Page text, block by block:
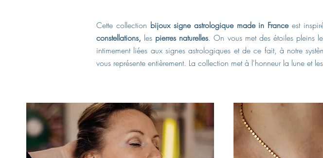
Cette collection bijoux signe astrologique made in Franceest
constellations, les pierres naturelles. On vous met des étoiles pleins
intimement liées aux signes astrologiques et de ce fait, à notre
vous représente entièrement. La collection met à l'honneur la lune et